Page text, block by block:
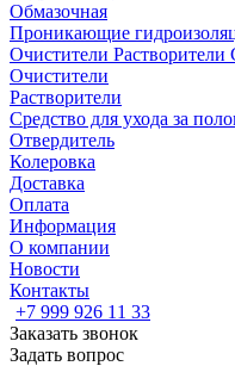
Обмазочная
Проникающие
Очистители Растворители
Очистители
Растворители
Средство для ухода за
Отвердитель
Колеровка
Доставка
Оплата
Информация
О компании
Новости
Контакты
+7 999 926 11 33
Заказать звонок
Задать вопрос